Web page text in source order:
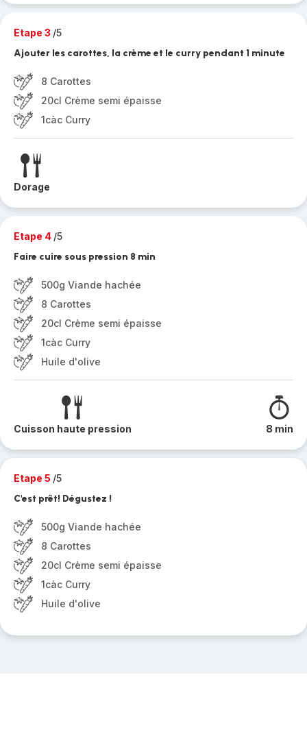
Etape 3 /5
Ajouter les carottes, la crème et le curry pendant 1 minute
8 Carottes
20cl Crème semi épaisse
1càc Curry
Dorage
Etape 4 /5
Faire cuire sous pression 8 min
500g Viande hachée
8 Carottes
20cl Crème semi épaisse
1càc Curry
Huile d'olive
Cuisson haute pression 8 min
Etape 5 /5
C'est prêt! Dégustez !
500g Viande hachée
8 Carottes
20cl Crème semi épaisse
1càc Curry
Huile d'olive